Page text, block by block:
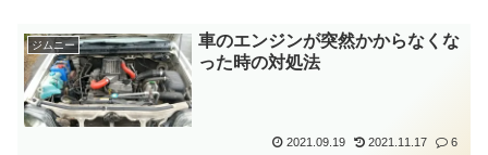
ジムニー
車のエンジンが突然かからなくな
った時の対処法
2021.09.19 2021.11.17 6